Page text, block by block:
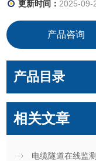
更新时间： 2025-09-
产品咨询
产品目录
相关文章
电缆隧道在线监